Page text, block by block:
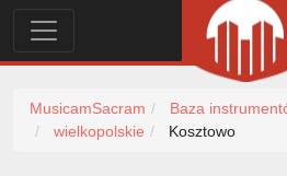
MusicamSacram Baza
wielkopolskie
Kosztowo